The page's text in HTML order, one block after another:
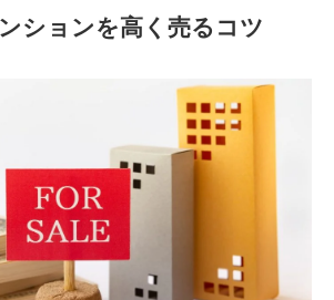
ションを高く売るコツ